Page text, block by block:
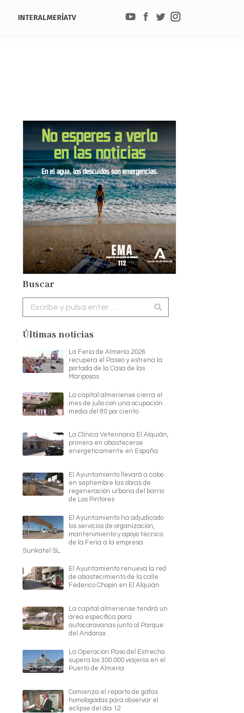
INTERALMERÍATV
YouTube
Facebook
TwitterInstagram
Buscar
Últimas noticias
La Feria de Almería 2026
recupera el Paseo y estrena la
portada de la Casa de las
Mariposas
La capital almeriense cierra el
mes de julio con una ocupación
media del 80 por ciento
La Clínica Veterinaria El Alquián,
primera en abastecerse
energéticamente en España.
El Ayuntamiento llevará a cabo
en septiembre las obras de
regeneración urbana del barrio
de Los Pintores
El Ayuntamiento ha adjudicado
los servicios de organización,
mantenimiento y apoyo técnico
de la Feria a la empresa
Sunkatel SL.
El Ayuntamiento renueva la red
de abastecimiento de la calle
Federico Chopin en El Alquián
La capital almeriense tendrá un
área específica para
autocaravanas junto al Parque
del Andarax
La Operación Paso del Estrecho
supera los 300.000 viajeros en el
Puerto de Almería
Comienza el reparto de gafas
homologadas para observar el
eclipse del día 12